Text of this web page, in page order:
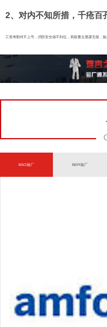
2、对内不知所措，千疮百
工资考勤对不上号，消防安全做不到位，风险重点显露无疑，验
BSCI验厂 BEPI验厂